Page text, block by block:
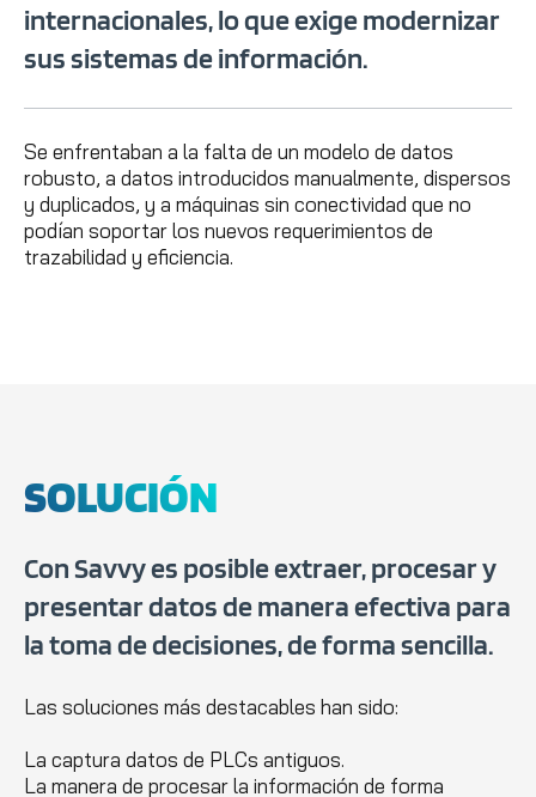
internacionales, lo que exige modernizar
sus sistemas de información.
Se enfrentaban a la falta de un modelo de datos
robusto, a datos introducidos manualmente, dispersos
y duplicados, y a máquinas sin conectividad que no
podían soportar los nuevos requerimientos de
trazabilidad y eficiencia.
SOLUCIÓN
Con Savvy es posible extraer, procesar y
presentar datos de manera efectiva para
la toma de decisiones, de forma sencilla.
Las soluciones más destacables han sido:
La captura datos de PLCs antiguos.
La manera de procesar la información de forma